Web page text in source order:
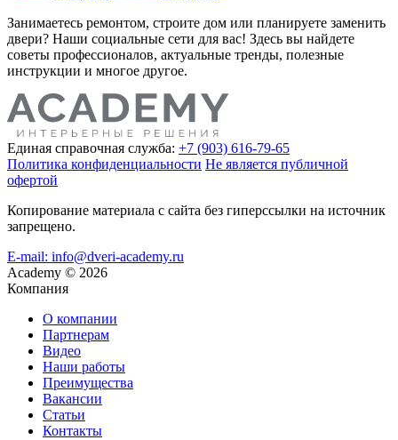
Занимаетесь ремонтом, строите дом или планируете заменить
двери? Наши социальные сети для вас! Здесь вы найдете
советы профессионалов, актуальные тренды, полезные
инструкции и многое другое.
Единая справочная служба: +7 (903) 616-79-65
Политика конфиденциальности Не является публичной
офертой
Копирование материала с сайта без гиперссылки на источник
запрещено.
E-mail: info@dveri-academy.ru
Academy © 2026
Компания
О компании
Партнерам
Видео
Наши работы
Преимущества
Вакансии
Статьи
Контакты